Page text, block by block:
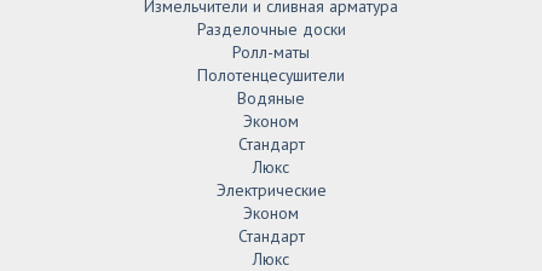
Измельчители и сливная арматура
Разделочные доски
Ролл-маты
Полотенцесушители
Водяные
Эконом
Стандарт
Люкс
Электрические
Эконом
Стандарт
Люкс